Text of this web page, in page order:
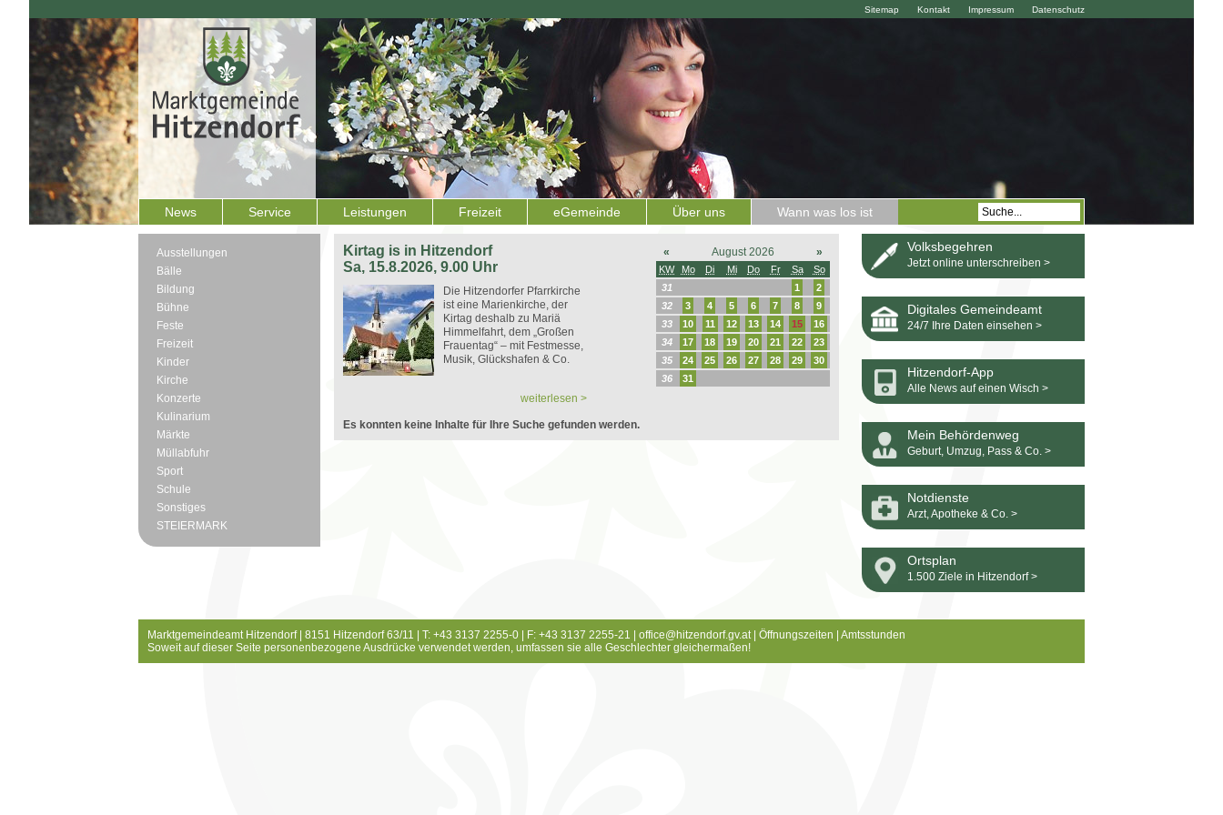
Datenschutz
Impressum
Kontakt
Sitemap
News Service Leistungen Freizeit eGemeinde Über uns Wann was los ist
Ausstellungen
Bälle
Bildung
Bühne
Feste
Freizeit
Kinder
Kirche
Konzerte
Kulinarium
Märkte
Müllabfuhr
Sport
Schule
Sonstiges
STEIERMARK
Kirtag is in Hitzendorf
Sa, 15.8.2026, 9.00 Uhr
Die Hitzendorfer Pfarrkirche
ist eine Marienkirche, der
Kirtag deshalb zu Mariä
Himmelfahrt, dem „Großen
Frauentag“ – mit Festmesse,
Musik, Glückshafen & Co.
weiterlesen >
« August 2026 »
KW Mo Di Mi Do Fr Sa
So
31
1
2
32
3 4 5 6 7 8
9
33
10 11 12 13 14 15
16
34
17 18 19 20 21 22
23
35
24 25 26 27 28 29
30
36
31
Es konnten keine Inhalte für Ihre Suche gefunden werden.
Volksbegehren
Jetzt online unterschreiben >
Digitales Gemeindeamt
24/7 Ihre Daten einsehen >
Hitzendorf-App
Alle News auf einen Wisch >
Mein Behördenweg
Geburt, Umzug, Pass & Co. >
Notdienste
Arzt, Apotheke & Co. >
Ortsplan
1.500 Ziele in Hitzendorf >
Marktgemeindeamt Hitzendorf | 8151 Hitzendorf 63/11 | T: +43 3137 2255-0 | F: +43 3137 2255-21 | office@hitzendorf.gv.at| Öffnungszeiten
Amtsstunden
Soweit auf dieser Seite personenbezogene Ausdrücke verwendet werden, umfassen sie alle Geschlechter gleichermaßen!